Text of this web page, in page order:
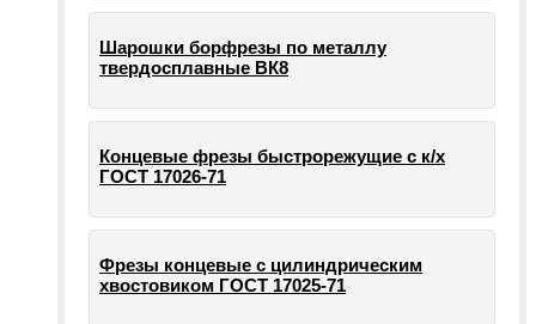
Шарошки борфрезы по металлу
твердосплавные ВК8
Концевые фрезы быстрорежущие с к/х
ГОСТ 17026-71
Фрезы концевые с цилиндрическим
хвостовиком ГОСТ 17025-71